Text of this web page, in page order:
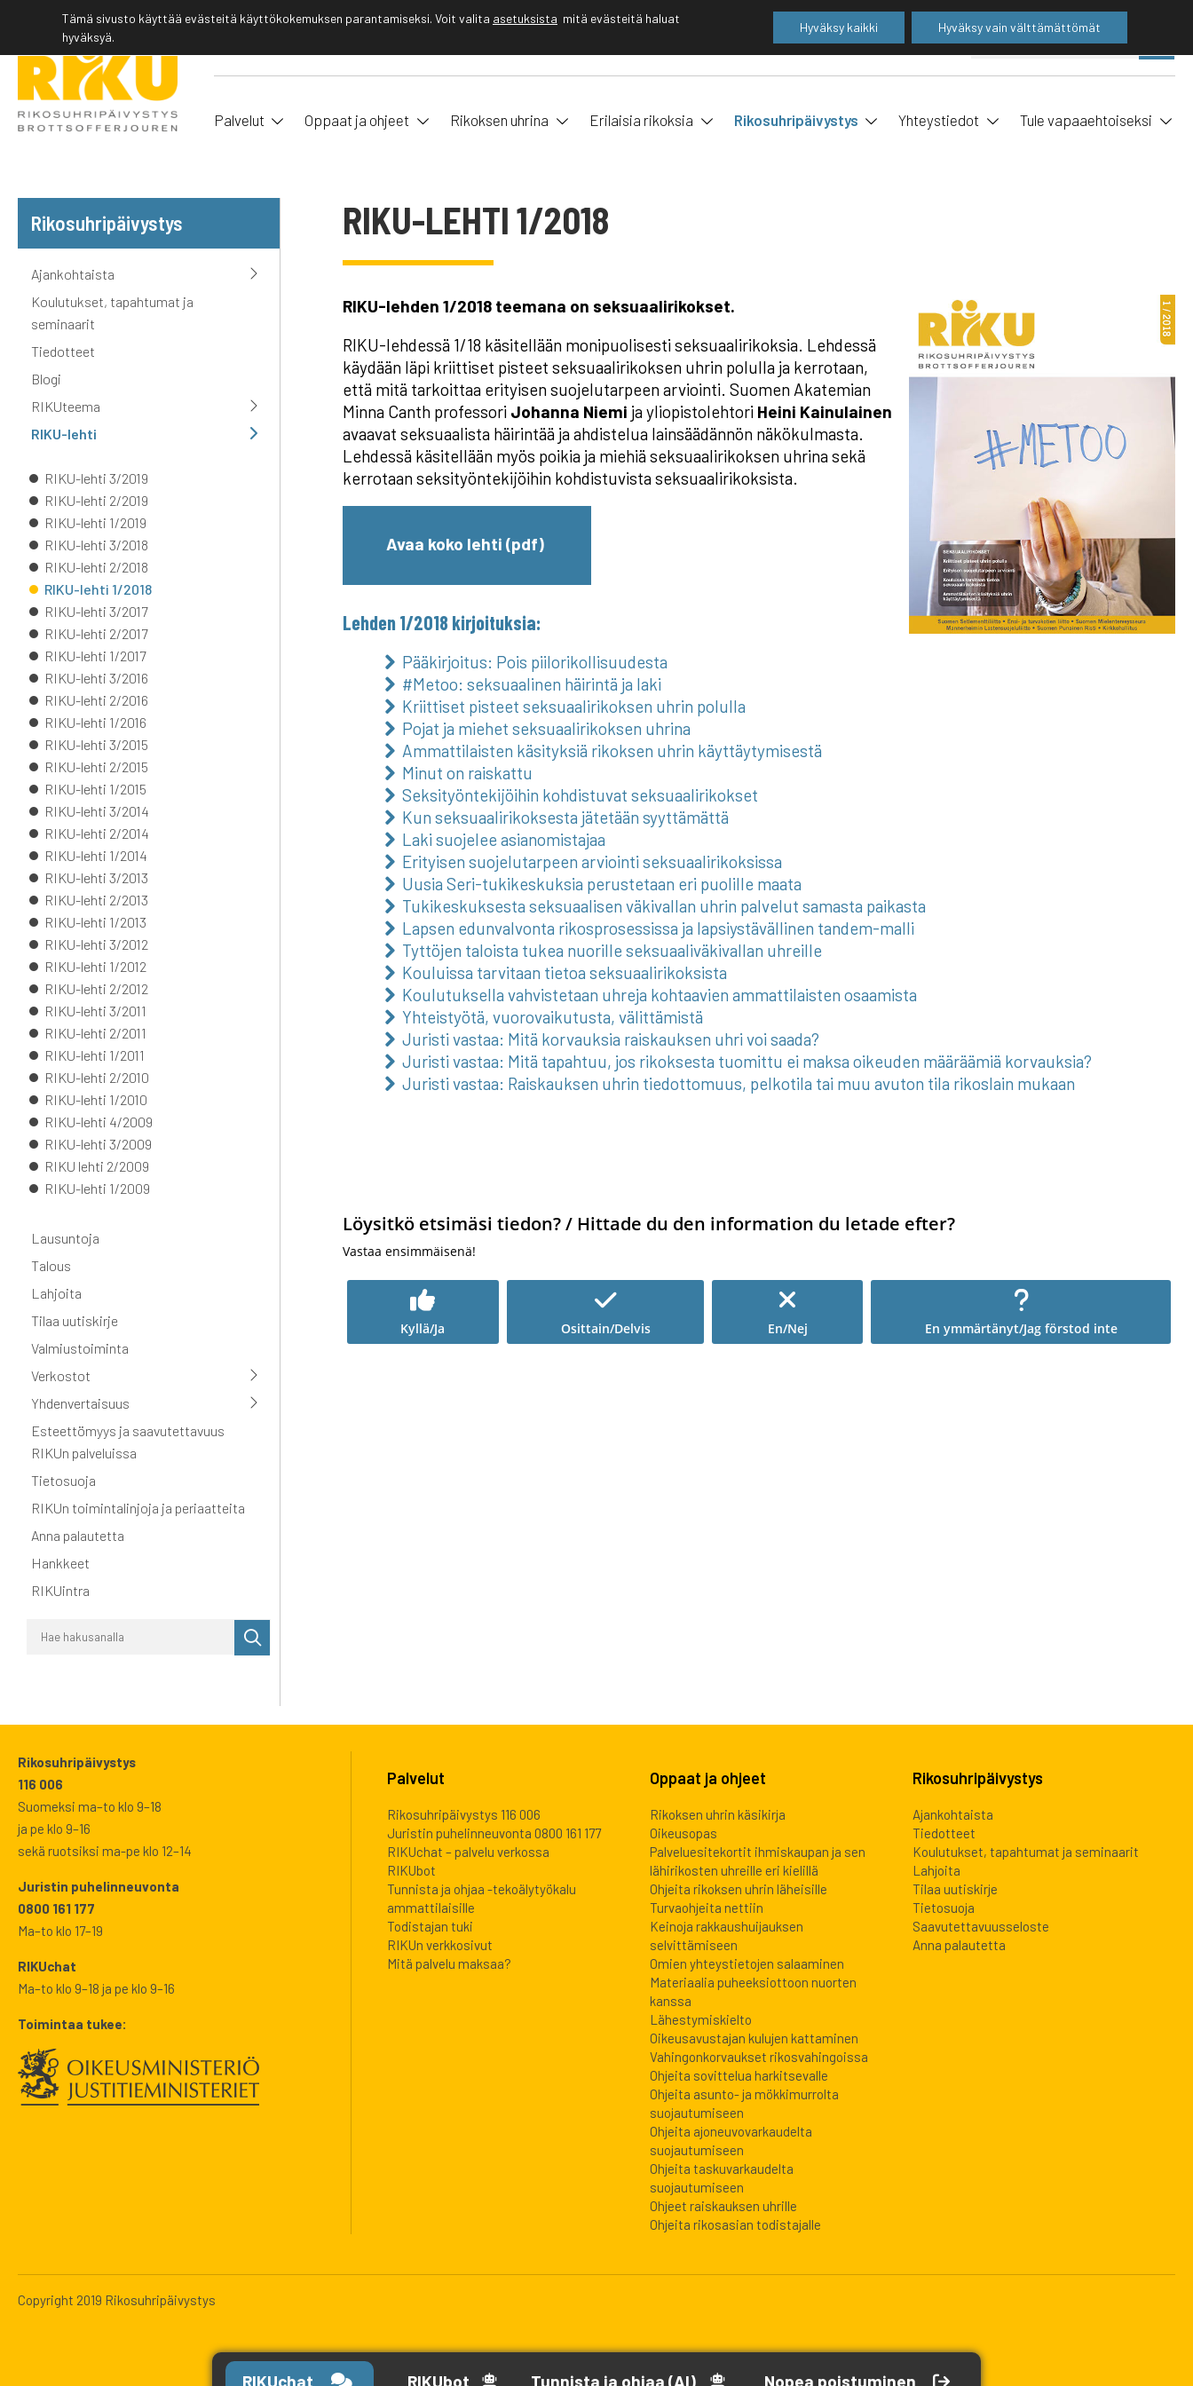
RIKUchat RIKUbot Tunnista ja ohjaa (AI) Nopea poistuminen
FI SE
Palvelut Oppaat ja ohjeet Rikoksen uhrina Erilaisia rikoksia Rikosuhripäivystys Yhteystiedot Tule vapaaehtoiseksi
Rikosuhripäivystys
Ajankohtaista
Koulutukset, tapahtumat ja
seminaarit
Tiedotteet
Blogi
RIKUteema
RIKU-lehti
RIKU-lehti 3/2019
RIKU-lehti 2/2019
RIKU-lehti 1/2019
RIKU-lehti 3/2018
RIKU-lehti 2/2018
RIKU-lehti 1/2018
RIKU-lehti 3/2017
RIKU-lehti 2/2017
RIKU-lehti 1/2017
RIKU-lehti 3/2016
RIKU-lehti 2/2016
RIKU-lehti 1/2016
RIKU-lehti 3/2015
RIKU-lehti 2/2015
RIKU-lehti 1/2015
RIKU-lehti 3/2014
RIKU-lehti 2/2014
RIKU-lehti 1/2014
RIKU-lehti 3/2013
RIKU-lehti 2/2013
RIKU-lehti 1/2013
RIKU-lehti 3/2012
RIKU-lehti 1/2012
RIKU-lehti 2/2012
RIKU-lehti 3/2011
RIKU-lehti 2/2011
RIKU-lehti 1/2011
RIKU-lehti 2/2010
RIKU-lehti 1/2010
RIKU-lehti 4/2009
RIKU-lehti 3/2009
RIKU lehti 2/2009
RIKU-lehti 1/2009
Lausuntoja
Talous
Lahjoita
Tilaa uutiskirje
Valmiustoiminta
Verkostot
Yhdenvertaisuus
Esteettömyys ja saavutettavuus
RIKUn palveluissa
Tietosuoja
RIKUn toimintalinjoja ja periaatteita
Anna palautetta
Hankkeet
RIKUintra
haku
RIKU-LEHTI 1/2018
RIKU-lehden 1/2018 teemana on seksuaalirikokset.
RIKU-lehdessä 1/18 käsitellään monipuolisesti seksuaalirikoksia. Lehdessä
käydään läpi kriittiset pisteet seksuaalirikoksen uhrin polulla ja kerrotaan,
että mitä tarkoittaa erityisen suojelutarpeen arviointi. Suomen Akatemian
Minna Canth professori Johanna Niemi ja yliopistolehtori Heini Kainulainen
avaavat seksuaalista häirintää ja ahdistelua lainsäädännön näkökulmasta.
Lehdessä käsitellään myös poikia ja miehiä seksuaalirikoksen uhrina sekä
kerrotaan seksityöntekijöihin kohdistuvista seksuaalirikoksista.
Avaa koko lehti (pdf)
Lehden 1/2018 kirjoituksia:
Pääkirjoitus: Pois piilorikollisuudesta
#Metoo: seksuaalinen häirintä ja laki
Kriittiset pisteet seksuaalirikoksen uhrin polulla
Pojat ja miehet seksuaalirikoksen uhrina
Ammattilaisten käsityksiä rikoksen uhrin käyttäytymisestä
Minut on raiskattu
Seksityöntekijöihin kohdistuvat seksuaalirikokset
Kun seksuaalirikoksesta jätetään syyttämättä
Laki suojelee asianomistajaa
Erityisen suojelutarpeen arviointi seksuaalirikoksissa
Uusia Seri-tukikeskuksia perustetaan eri puolille maata
Tukikeskuksesta seksuaalisen väkivallan uhrin palvelut samasta paikasta
Lapsen edunvalvonta rikosprosessissa ja lapsiystävällinen tandem-malli
Tyttöjen taloista tukea nuorille seksuaaliväkivallan uhreille
Kouluissa tarvitaan tietoa seksuaalirikoksista
Koulutuksella vahvistetaan uhreja kohtaavien ammattilaisten osaamista
Yhteistyötä, vuorovaikutusta, välittämistä
Juristi vastaa: Mitä korvauksia raiskauksen uhri voi saada?
Juristi vastaa: Mitä tapahtuu, jos rikoksesta tuomittu ei maksa oikeuden määräämiä korvauksia?
Juristi vastaa: Raiskauksen uhrin tiedottomuus, pelkotila tai muu avuton tila rikoslain mukaan
Löysitkö etsimäsi tiedon? / Hittade du den information du letade efter?
Vastaa ensimmäisenä!
Kyllä/Ja Osittain/Delvis En/Nej En ymmärtänyt/Jag förstod inte
Rikosuhripäivystys
116 006
Suomeksi ma–to klo 9–18
ja pe klo 9–16
sekä ruotsiksi ma-pe klo 12–14
Juristin puhelinneuvonta
0800 161 177
Ma–to klo 17–19
RIKUchat
Ma–to klo 9–18 ja pe klo 9–16
Toimintaa tukee:
Palvelut
Rikosuhripäivystys 116 006
Juristin puhelinneuvonta 0800 161 177
RIKUchat – palvelu verkossa
RIKUbot
Tunnista ja ohjaa -tekoälytyökalu
ammattilaisille
Todistajan tuki
RIKUn verkkosivut
Mitä palvelu maksaa?
Oppaat ja ohjeet
Rikoksen uhrin käsikirja
Oikeusopas
Palveluesitekortit ihmiskaupan ja sen
lähirikosten uhreille eri kielillä
Ohjeita rikoksen uhrin läheisille
Turvaohjeita nettiin
Keinoja rakkaushuijauksen
selvittämiseen
Omien yhteystietojen salaaminen
Materiaalia puheeksiottoon nuorten
kanssa
Lähestymiskielto
Oikeusavustajan kulujen kattaminen
Vahingonkorvaukset rikosvahingoissa
Ohjeita sovittelua harkitsevalle
Ohjeita asunto- ja mökkimurrolta
suojautumiseen
Ohjeita ajoneuvovarkaudelta
suojautumiseen
Ohjeita taskuvarkaudelta
suojautumiseen
Ohjeet raiskauksen uhrille
Ohjeita rikosasian todistajalle
Rikosuhripäivystys
Ajankohtaista
Tiedotteet
Koulutukset, tapahtumat ja seminaarit
Lahjoita
Tilaa uutiskirje
Tietosuoja
Saavutettavuusseloste
Anna palautetta
Copyright 2019 Rikosuhripäivystys
Tämä sivusto käyttää evästeitä käyttökokemuksen parantamiseksi. Voit valita asetuksista mitä evästeitä haluat
hyväksyä.
Hyväksy kaikki Hyväksy vain välttämättömät